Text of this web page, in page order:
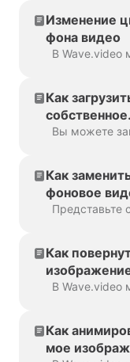
Изменение
фона видео
Как
собственное
Как
фоновое
Как
видео
Как
мое